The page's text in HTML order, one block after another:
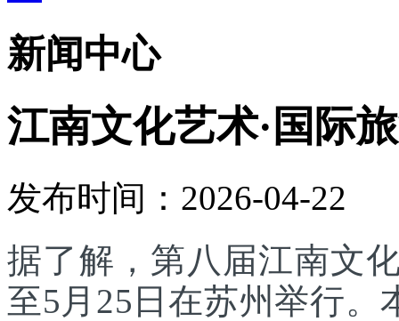
新闻中心
江南文化艺术·国际
发布时间：2026-04-22
据了解，第八届江南文
至5月25日在苏州举行。